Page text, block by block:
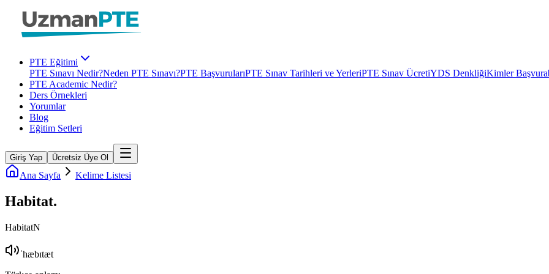
PTE Eğitimi
PTE Sınavı Nedir?Neden PTE Sınavı?PTE BaşvurularıPTE Sınav Tarihleri ve YerleriPTE Sınav ÜcretiYDS DenkliğiKimler
PTE Academic Nedir?
Ders Örnekleri
Yorumlar
Blog
Eğitim Setleri
Giriş Yap Ücretsiz Üye Ol
Ana Sayfa Kelime Listesi
Habitat.
HabitatN
ˈhæbɪtæt